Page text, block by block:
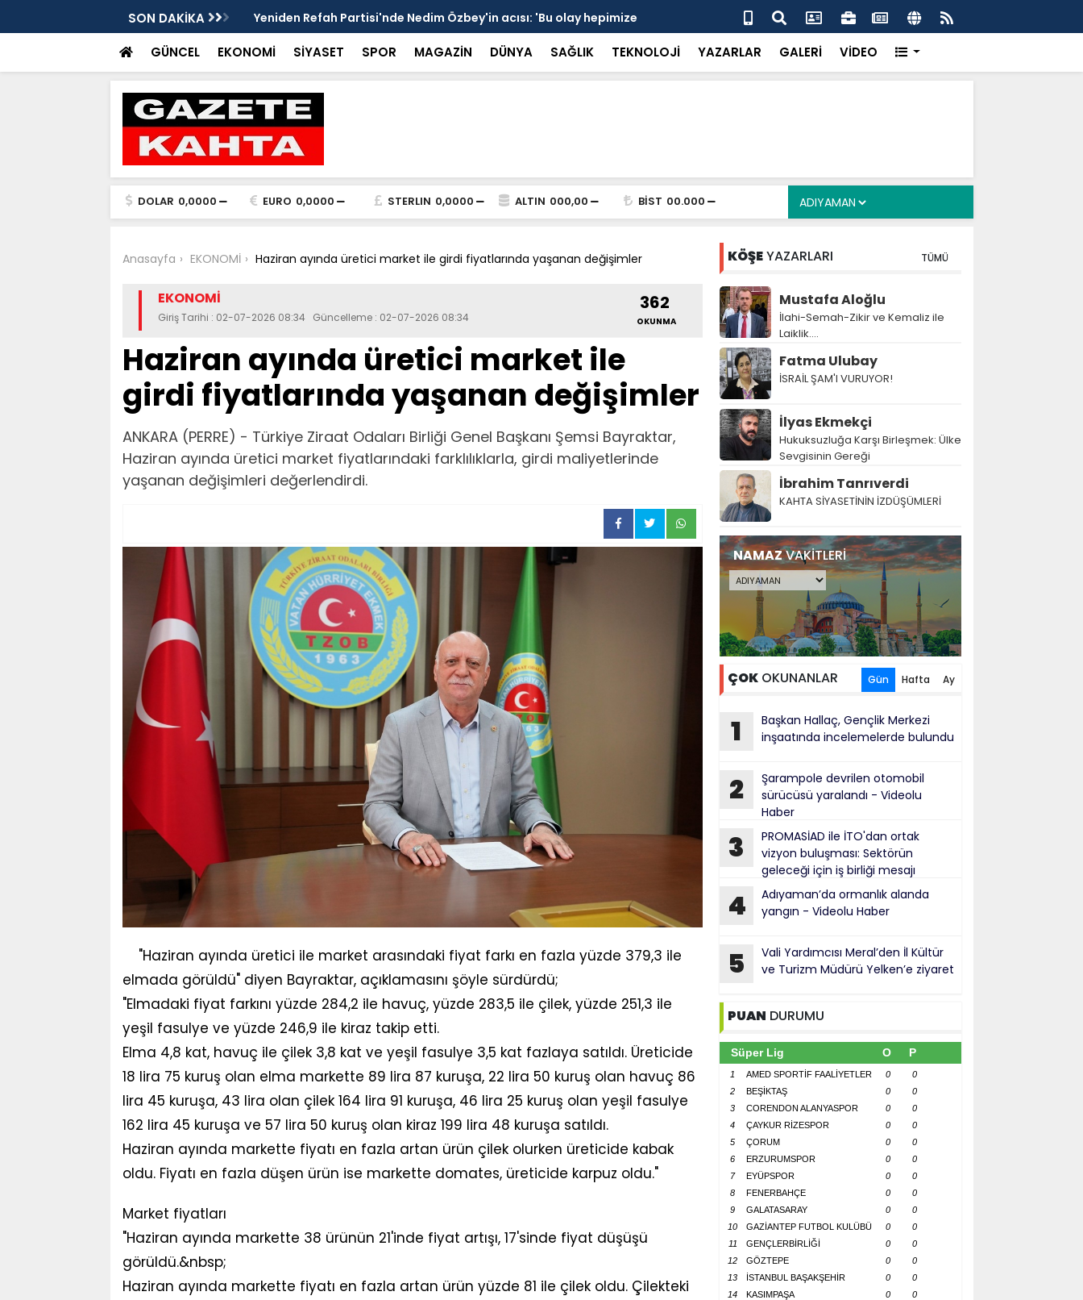
SON DAKİKA
ve mendil çocukları alarm veriyor
Yeniden Refah Partisi'nde Nedim Özbey'in acısı: 'Bu olay hepimize
ders olsun'
Kozağaç Ana Deposu devrede: 101 yerleşim birimini kapsayan dev su
projesinde önemli eşik aşıldı
GÜNCEL EKONOMİ SİYASET SPOR MAGAZİN DÜNYA SAĞLIK TEKNOLOJİ YAZARLAR GALERİ VİDEO
DOLAR 0,0000 EURO 0,0000 STERLIN 0,0000 ALTIN 000,00 BİST 00.000
Anasayfa EKONOMİ Haziran ayında üretici market ile girdi fiyatlarında yaşanan değişimler
EKONOMİ
Giriş Tarihi : 02-07-2026 08:34 Güncelleme : 02-07-2026 08:34
362
OKUNMA
Haziran ayında üretici market ile
girdi fiyatlarında yaşanan değişimler
ANKARA (PERRE) - Türkiye Ziraat Odaları Birliği Genel Başkanı Şemsi Bayraktar,
Haziran ayında üretici market fiyatlarındaki farklılıklarla, girdi maliyetlerinde
yaşanan değişimleri değerlendirdi.
"Haziran ayında üretici ile market arasındaki fiyat farkı en fazla yüzde 379,3 ile
elmada görüldü" diyen Bayraktar, açıklamasını şöyle sürdürdü;
"Elmadaki fiyat farkını yüzde 284,2 ile havuç, yüzde 283,5 ile çilek, yüzde 251,3 ile
yeşil fasulye ve yüzde 246,9 ile kiraz takip etti.
Elma 4,8 kat, havuç ile çilek 3,8 kat ve yeşil fasulye 3,5 kat fazlaya satıldı. Üreticide
18 lira 75 kuruş olan elma markette 89 lira 87 kuruşa, 22 lira 50 kuruş olan havuç 86
lira 45 kuruşa, 43 lira olan çilek 164 lira 91 kuruşa, 46 lira 25 kuruş olan yeşil fasulye
162 lira 45 kuruşa ve 57 lira 50 kuruş olan kiraz 199 lira 48 kuruşa satıldı.
Haziran ayında markette fiyatı en fazla artan ürün çilek olurken üreticide kabak
oldu. Fiyatı en fazla düşen ürün ise markette domates, üreticide karpuz oldu."
Market fiyatları
"Haziran ayında markette 38 ürünün 21'inde fiyat artışı, 17'sinde fiyat düşüşü
görüldü.&nbsp;
Haziran ayında markette fiyatı en fazla artan ürün yüzde 81 ile çilek oldu. Çilekteki
KÖŞEYAZARLARI TÜMÜ
Mustafa Aloğlu
İlahi-Semah-Zikir ve Kemaliz ile
Laiklik….
Fatma Ulubay
İSRAİL ŞAM'I VURUYOR!
İlyas Ekmekçi
Hukuksuzluğa Karşı Birleşmek: Ülke
Sevgisinin Gereği
İbrahim Tanrıverdi
KAHTA SİYASETİNİN İZDÜŞÜMLERİ
NAMAZVAKİTLERİ
ÇOKOKUNANLAR Gün Hafta Ay
1
Başkan Hallaç, Gençlik Merkezi
inşaatında incelemelerde bulundu
2
Şarampole devrilen otomobil
sürücüsü yaralandı - Videolu
Haber
3
PROMASİAD ile İTO'dan ortak
vizyon buluşması: Sektörün
geleceği için iş birliği mesajı
4
Adıyaman’da ormanlık alanda
yangın - Videolu Haber
5
Vali Yardımcısı Meral’den İl Kültür
ve Turizm Müdürü Yelken’e ziyaret
PUAN DURUMU
Süper Lig O P
1 AMED SPORTİF FAALİYETLER 0
0
2
BEŞİKTAŞ 0
0
3
CORENDON ALANYASPOR 0
0
4
ÇAYKUR RİZESPOR 0
0
5
ÇORUM 0
0
6
ERZURUMSPOR 0
0
7
EYÜPSPOR 0
0
8
FENERBAHÇE 0
0
9
GALATASARAY 0
0
10
GAZİANTEP FUTBOL KULÜBÜ 0
0
11
GENÇLERBİRLİĞİ 0
0
12
GÖZTEPE 0
0
13
İSTANBUL BAŞAKŞEHİR 0
0
14
KASIMPAŞA 0
0